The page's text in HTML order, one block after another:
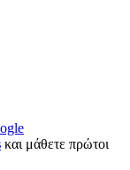
και μάθετε πρώτοι